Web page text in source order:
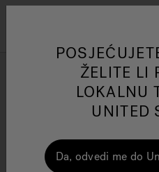
One Page
Tehnologija
svjetla
Filtriraj prema
ŽELITE LI
LOKALNU
UNITED
Da, odvedi me do